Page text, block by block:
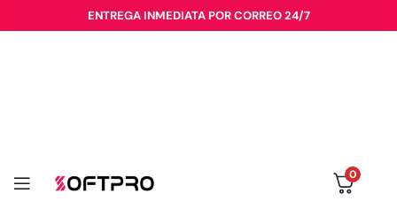
0
ENTREGA INMEDIATA POR CORREO 24/7